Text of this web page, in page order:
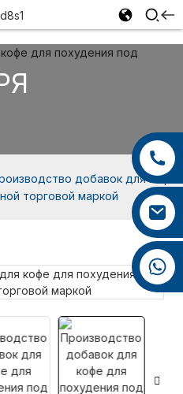
+86 13959222339
+86 0592 5599526добавок для кофе
торговой маркой